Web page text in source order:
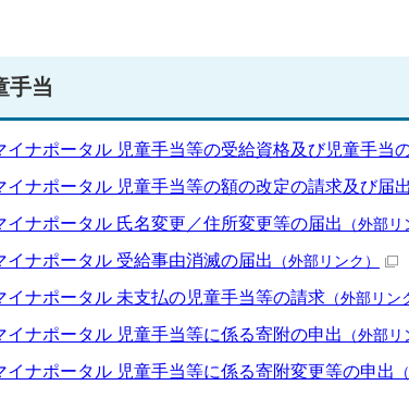
手当
イナポータル 児童手当等の受給資格及び児童手当
イナポータル 児童手当等の額の改定の請求及び届出
イナポータル 氏名変更／住所変更等の届出 （外部リ
イナポータル 受給事由消滅の届出 （外部リンク）
イナポータル 未支払の児童手当等の請求 （外部リン
イナポータル 児童手当等に係る寄附の申出 （外部リ
イナポータル 児童手当等に係る寄附変更等の申出